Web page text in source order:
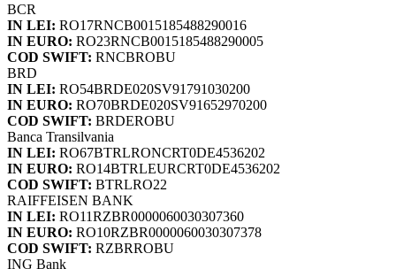
BCR
IN LEI: RO17RNCB0015185488290016
IN EURO: RO23RNCB0015185488290005
COD SWIFT: RNCBROBU
BRD
IN LEI: RO54BRDE020SV91791030200
IN EURO: RO70BRDE020SV91652970200
COD SWIFT: BRDEROBU
Banca Transilvania
IN LEI: RO67BTRLRONCRT0DE4536202
IN EURO: RO14BTRLEURCRT0DE4536202
COD SWIFT: BTRLRO22
RAIFFEISEN BANK
IN LEI: RO11RZBR0000060030307360
IN EURO: RO10RZBR0000060030307378
COD SWIFT: RZBRROBU
ING Bank